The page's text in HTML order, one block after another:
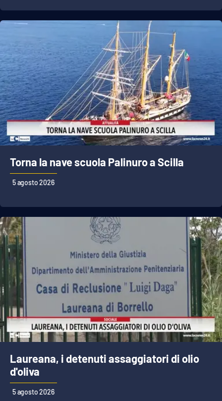
LA
CALABRIAVISIONE
Destinazioni
Eventi
Food
Storie
NETWORK
Lacplay.it
Lactv.it
Laconair.it
Lacitymag.it
Lacapitalenews.it
Ilreggino.it
Cosenzachannel.it
Ilvibonese.it
Catanzarochannel.it
Torna la nave scuola Palinuro a Scilla
5 agosto 2026
Laureana, i detenuti assaggiatori di olio
d'oliva
5 agosto 2026